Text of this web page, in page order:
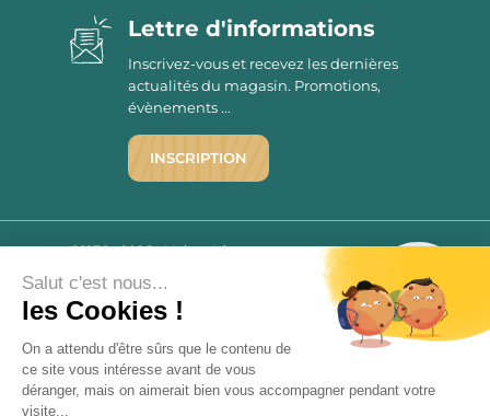
2779 AVIS
9.7/10
Lettre d'informations
Inscrivez-vous et recevez les dernières
actualités du magasin. Promotions,
évènements ...
INSCRIPTION
©1976 - 2026 - Maison Victor
Qui sommes-nous ?
Mentions légales
C.G.V.
Politique de confidentialité
FAQ
Livraisons
Salut c'est nous...
les Cookies !
On a attendu d'être sûrs que le contenu de
ce site vous intéresse avant de vous
déranger, mais on aimerait bien vous accompagner pendant votre
visite...